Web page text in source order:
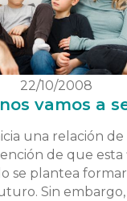
22/10/2008
vamos a
una relación de
de que esta
se plantea
Sin